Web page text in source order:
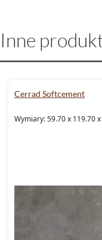
Inne
Cerrad Softcement
Wymiary: 59.70 x 119.70